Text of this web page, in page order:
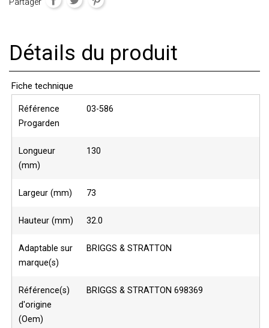
Détails du produit
Fiche technique
Référence
Progarden
03-586
Longueur
(mm)
130
Largeur (mm) 73
Hauteur (mm) 32.0
Adaptable sur
marque(s)
BRIGGS & STRATTON
Référence(s)
d'origine
(Oem)
BRIGGS & STRATTON 698369